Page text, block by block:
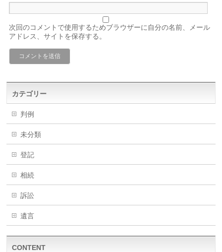
次回のコメントで使用するためブラウザーに自分の名前、メール
アドレス、サイトを保存する。
カテゴリー
判例
未分類
登記
相続
訴訟
遺言
CONTENT